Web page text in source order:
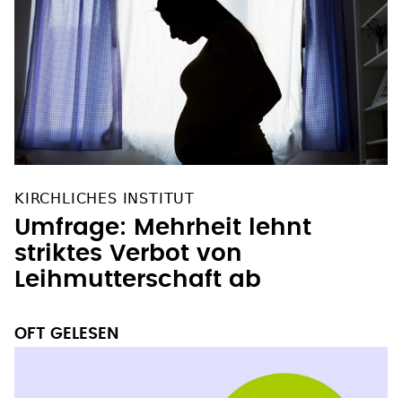
KIRCHLICHES INSTITUT
Umfrage: Mehrheit lehnt
striktes Verbot von
Leihmutterschaft ab
OFT GELESEN